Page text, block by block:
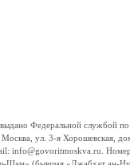
Федеральной службой по
ул. 3-я Хорошевская,
info@govoritmoskva.ru.